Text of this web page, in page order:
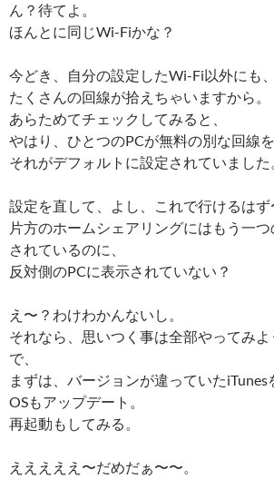
ん？待てよ。
ほんとに同じWi-Fiかな？
今どき、自分の設定したWi-Fi以外にも、
たくさんの回線が拾えちゃいますから。
あらためてチェックしてみると、
やはり、ひとつのPCが無料の別な回線を
それがデフォルトに設定されていました
設定を直して、よし、これで行けるはず
片方のホームシェアリングにはもう一
されているのに、
反対側のPCに表示されていない？
え〜？わけわかんないし。
それなら、思いつく事は全部やってみよ
で、
まずは、バージョンが違っていたiTunes
OSもアップデート。
再起動もしてみる。
えええええ〜だめだぁ〜〜。